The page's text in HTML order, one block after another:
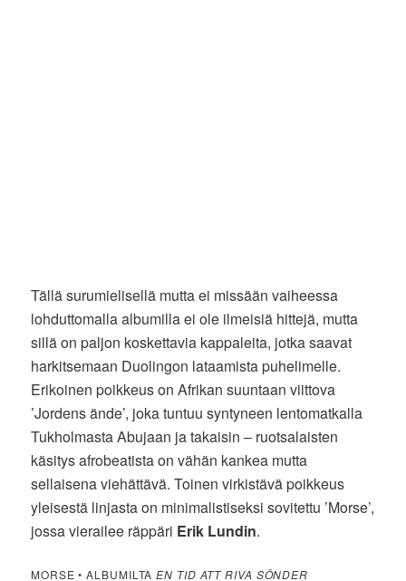
Tällä surumielisellä mutta ei missään vaiheessa
lohduttomalla albumilla ei ole ilmeisiä hittejä, mutta
sillä on paljon koskettavia kappaleita, jotka saavat
harkitsemaan Duolingon lataamista puhelimelle.
Erikoinen poikkeus on Afrikan suuntaan viittova
’Jordens ände’, joka tuntuu syntyneen lentomatkalla
Tukholmasta Abujaan ja takaisin – ruotsalaisten
käsitys afrobeatista on vähän kankea mutta
sellaisena viehättävä. Toinen virkistävä poikkeus
yleisestä linjasta on minimalistiseksi sovitettu ’Morse’,
jossa vierailee räppäri Erik Lundin.
MORSE • ALBUMILTAEN TID ATT RIVA SÖNDER